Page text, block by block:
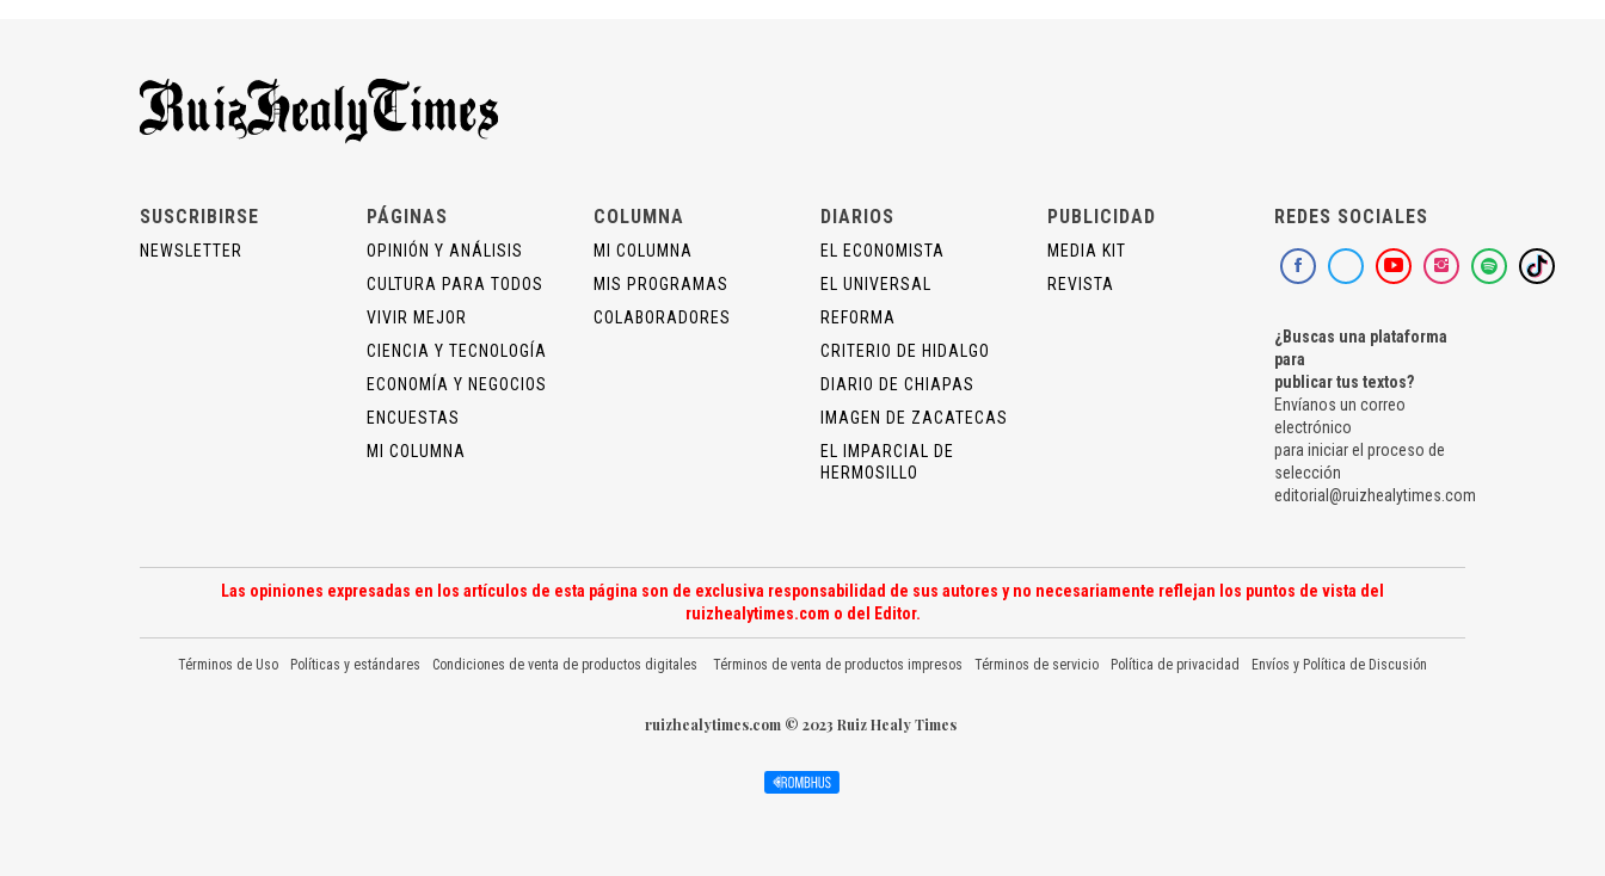
SUSCRIBIRSE
NEWSLETTER
PÁGINAS
OPINIÓN Y ANÁLISIS
CULTURA PARA TODOS
VIVIR MEJOR
CIENCIA Y TECNOLOGÍA
ECONOMÍA Y NEGOCIOS
ENCUESTAS
MI COLUMNA
COLUMNA
MI COLUMNA
MIS PROGRAMAS
COLABORADORES
DIARIOS
EL ECONOMISTA
EL UNIVERSAL
REFORMA
CRITERIO DE HIDALGO
DIARIO DE CHIAPAS
IMAGEN DE ZACATECAS
EL IMPARCIAL DE
HERMOSILLO
PUBLICIDAD
MEDIA KIT
REVISTA
REDES SOCIALES
¿Buscas una plataforma
para
publicar tus textos?
Envíanos un correo
electrónico
para iniciar el proceso de
selección
editorial@ruizhealytimes.com
Las opiniones expresadas en los artículos de esta página son de exclusiva responsabilidad de sus autores y no necesariamente reflejan los puntos de vista del
ruizhealytimes.com o del Editor.
Términos de Uso Políticas y estándares Condiciones de venta de productos digitales Términos de venta de productos impresos Términos de servicio Política de privacidad Envíos y Política de Discusión
ruizhealytimes.com © 2023 Ruiz Healy Times